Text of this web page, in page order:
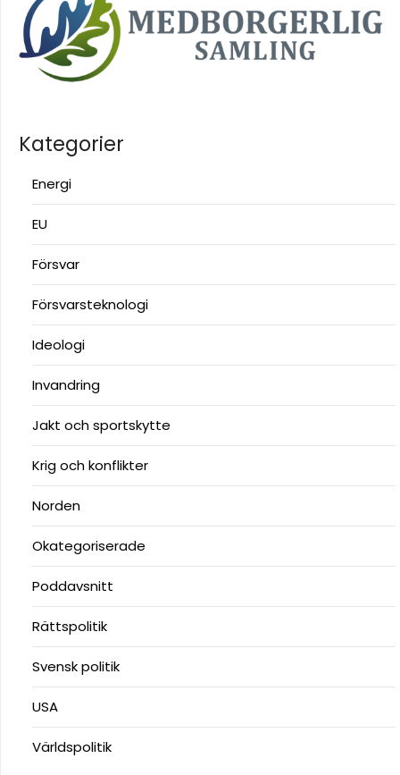
Kategorier
Energi
EU
Försvar
Försvarsteknologi
Ideologi
Invandring
Jakt och sportskytte
Krig och konflikter
Norden
Okategoriserade
Poddavsnitt
Rättspolitik
Svensk politik
USA
Världspolitik